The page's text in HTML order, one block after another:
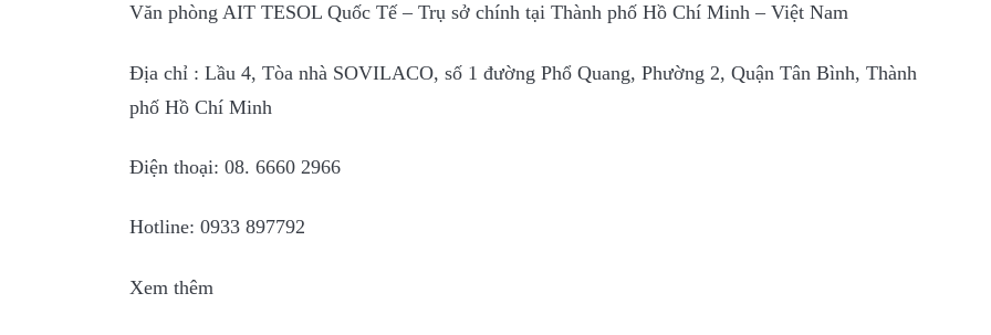
Văn phòng AIT TESOL Quốc Tế – Trụ sở chính tại Thành phố Hồ Chí Minh – Việt Nam
Địa chỉ : Lầu 4, Tòa nhà SOVILACO, số 1 đường Phổ Quang, Phường 2, Quận Tân Bình, Thành
phố Hồ Chí Minh
Điện thoại: 08. 6660 2966
Hotline: 0933 897792
Xem thêm